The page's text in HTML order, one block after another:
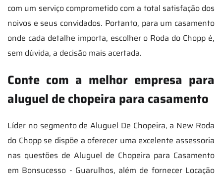
com um serviço comprometido com a total satisfação dos
noivos e seus convidados. Portanto, para um casamento
onde cada detalhe importa, escolher o Roda do Chopp é,
sem dúvida, a decisão mais acertada.
Conte com a melhor empresa para
aluguel de chopeira para casamento
Líder no segmento de Aluguel De Chopeira, a New Roda
do Chopp se dispõe a oferecer uma excelente assessoria
nas questões de Aluguel de Chopeira para Casamento
em Bonsucesso - Guarulhos, além de fornecer Locação